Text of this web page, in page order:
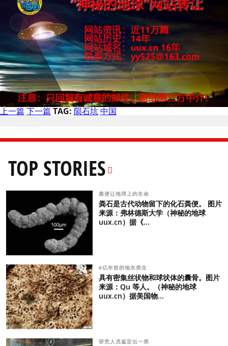
上一篇下一篇TAG:陨石坑中国
TOP STORIES
粪便让地球上的生命
粪石是古代动物留下的化石粪便。 图片
来源：弗林德斯大学（神秘的地球
uux.cn）据《...
6亿年前的地衣类生
具有密集丝状物和球状体的囊骨。图片
来源：Qu 等人。（神秘的地球
uux.cn）据美国物...
研究人员鉴定出一类